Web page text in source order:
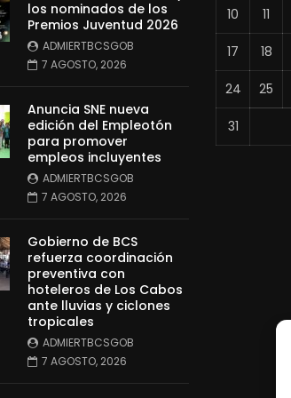
los nominados de los
Premios Juventud 2026
ADMIERTBCSGOB
7 AGOSTO, 2026
Anuncia SNE nueva
edición del Empleotón
para promover
empleos incluyentes
ADMIERTBCSGOB
7 AGOSTO, 2026
Gobierno de BCS
refuerza coordinación
preventiva con
hoteleros de Los Cabos
ante lluvias y ciclones
tropicales
ADMIERTBCSGOB
7 AGOSTO, 2026
10 11
17 18
24 25
31